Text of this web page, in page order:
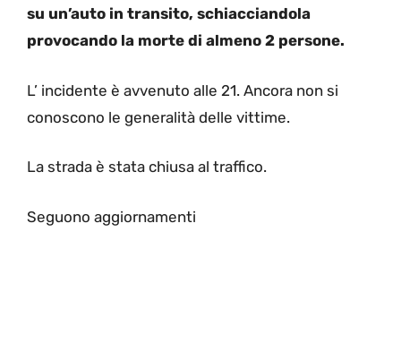
su un’auto in transito, schiacciandola
provocando la morte di almeno 2 persone.
L’ incidente è avvenuto alle 21. Ancora non si
conoscono le generalità delle vittime.
La strada è stata chiusa al traffico.
Seguono aggiornamenti